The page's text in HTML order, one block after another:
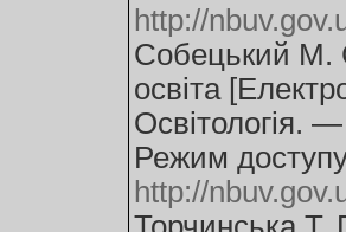
http://
Собецький М.
освіта
Режим
http://